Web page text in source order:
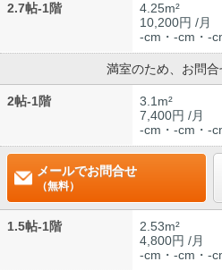
2.7帖-1階
4.25m²
10,200円 /月
-cm・-cm・-
満室のため、お問
2帖-1階
3.1m²
7,400円 /月
-cm・-cm・-
メールでお問合せ
（無料）
1.5帖-1階
2.53m²
4,800円 /月
-cm・-cm・-